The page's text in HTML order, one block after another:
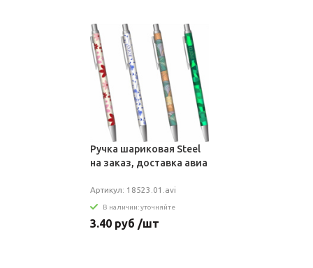
Ручка шариковая Steel
на заказ, доставка авиа
Артикул: 18523.01.avi
В наличии: уточняйте
3.40 руб /шт